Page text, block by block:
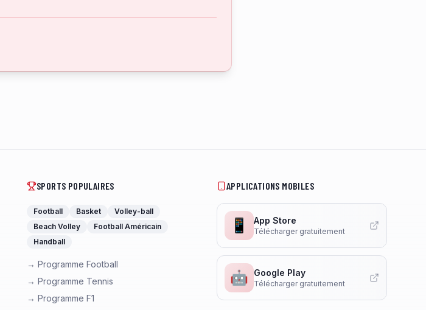
SPORTS POPULAIRES
Football Basket
Volley-ball
Beach Volley
Football Américain
Handball
→ Programme Football
→ Programme Tennis
→ Programme F1
APPLICATIONS MOBILES
📱 App Store
Télécharger gratuitement
🤖 Google Play
Télécharger gratuitement